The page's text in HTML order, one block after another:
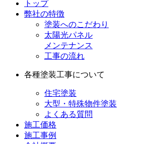
トップ
弊社の特徴
塗装へのこだわり
太陽光パネル
メンテナンス
工事の流れ
各種塗装工事について
住宅塗装
大型・特殊物件塗装
よくある質問
施工価格
施工事例